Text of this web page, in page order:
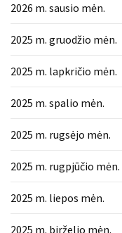
trunka
pristatymas?
USED
CATEGORIES
(96)
Prekės
2026 m. sausio mėn.
2025 m. gruodžio mėn.
2025 m. lapkričio mėn.
2025 m. spalio mėn.
2025 m. rugsėjo mėn.
2025 m. rugpjūčio mėn.
2025 m. liepos mėn.
2025 m. birželio mėn.